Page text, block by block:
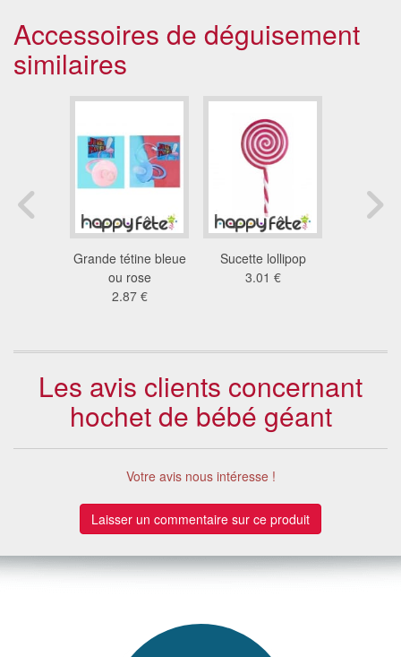
Accessoires de déguisement
similaires
Grande tétine bleue
ou rose
2.87 €
Sucette lollipop
3.01 €
Les avis clients concernant
hochet de bébé géant
Votre avis nous intéresse !
Laisser un commentaire sur ce produit